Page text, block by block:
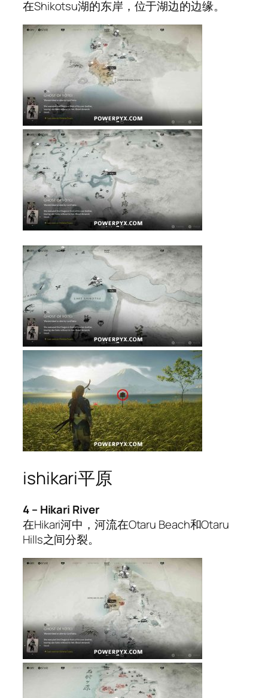
在Shikotsu湖的东岸，位于湖边的边缘。
ishikari平原
4 – Hikari River
在Hikari河中，河流在Otaru Beach和Otaru
Hills之间分裂。